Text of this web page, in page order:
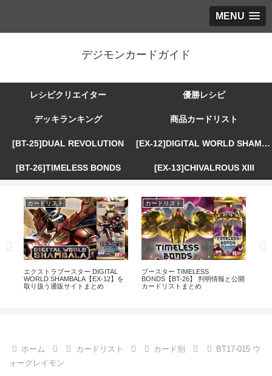
MENU
デジモンカードガイド
レシピクリエイター 優勝レシピ
デッキランキング 商品カードリスト
[BT-25]DUAL REVOLUTION [EX-12]DIGITAL WORLD SHAMBALA
[BT-26]TIMELESS BONDS [EX-13]CHIVALROUS XIII
カードリスト
エクストラブースター DIGITAL
WORLD SHAMBALA【EX-12】を
取り扱う通販サイトまとめ
カードリスト
ブースター TIMELESS
BONDS【BT-26】 判明情報と公開
カードリストまとめ
ホーム カードリスト カード別
BT17-015 ウ
ォーグレイモン